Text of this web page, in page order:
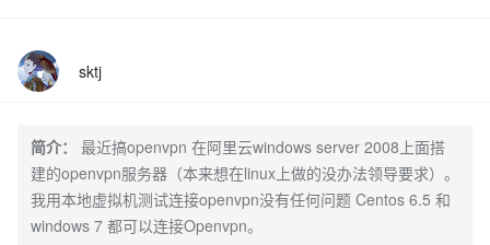
sktj
简介：
最近搞openvpn 在阿里云windows server 2008上面搭
建的openvpn服务器（本来想在linux上做的没办法领导要求）。
我用本地虚拟机测试连接openvpn没有任何问题 Centos 6.5 和
windows 7 都可以连接Openvpn。